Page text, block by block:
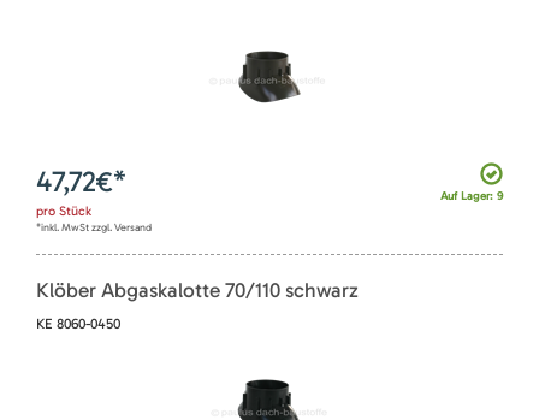
Auf Lager: 9
47,72€*
pro Stück
*inkl. MwSt zzgl. Versand
Klöber Abgaskalotte 70/110 schwarz
KE 8060-0450